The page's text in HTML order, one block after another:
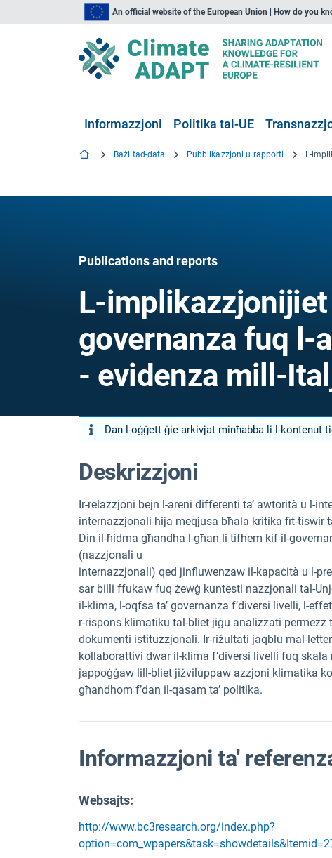
An official website of the European Union | How do you
Informazzjoni Politika tal-UE
Bażi tad-data Pubblikazzjoni u rapporti
Publications and reports
L-
governanza fuq l-
- evidenza mill-
Dan l-oġġett ġie arkivjat minħabba li l-kontenut
Deskrizzjoni
Ir-relazzjoni bejn l-areni differenti ta’ awtorità u l-
internazzjonali hija meqjusa bħala kritika fit-tiswir
Din il-ħidma għandha l-għan li tifhem kif il-
(nazzjonali u
internazzjonali) qed jinfluwenzaw il-kapaċità u l-
sar billi ffukaw fuq żewġ kuntesti nazzjonali tal-
il-klima, l-oqfsa ta’ governanza f’diversi livelli, l-
r-rispons klimatiku tal-bliet jiġu analizzati permezz
dokumenti istituzzjonali. Ir-riżultati jaqblu mal-
kollaborattivi dwar il-klima f’diversi livelli fuq
jappoġġaw lill-bliet jiżviluppaw azzjoni klimatika
għandhom f’dan il-qasam ta’ politika.
Informazzjoni ta'
Websajts:
http://www.bc3research.org/index.php?